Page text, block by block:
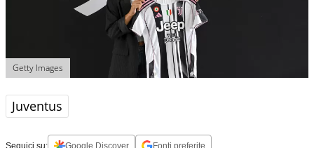
Getty Images
Juventus
Seguici su: Google Discover Fonti preferite